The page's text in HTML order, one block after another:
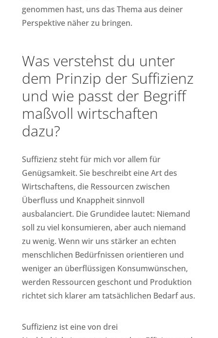
genommen hast, uns das Thema aus deiner
Perspektive näher zu bringen.
Was verstehst du unter
dem Prinzip der Suffizienz
und wie passt der Begriff
maßvoll wirtschaften
dazu?
Suffizienz steht für mich vor allem für
Genügsamkeit. Sie beschreibt eine Art des
Wirtschaftens, die Ressourcen zwischen
Überfluss und Knappheit sinnvoll
ausbalanciert. Die Grundidee lautet: Niemand
soll zu viel konsumieren, aber auch niemand
zu wenig. Wenn wir uns stärker an echten
menschlichen Bedürfnissen orientieren und
weniger an überflüssigen Konsumwünschen,
werden Ressourcen geschont und Produktion
richtet sich klarer am tatsächlichen Bedarf aus.
Suffizienz ist eine von drei